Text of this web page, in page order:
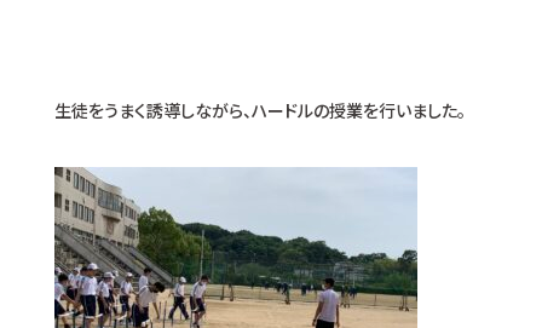
生徒をうまく誘導しながら、ハードルの授業を行いました。